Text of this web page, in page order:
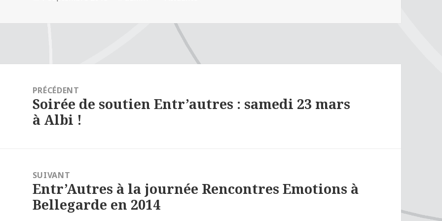
PRÉCÉDENT
Article
précédent :
Soirée de soutien Entr’autres : samedi 23 mars
à Albi !
SUIVANT
Article
suivant :
Entr’Autres à la journée Rencontres Emotions à
Bellegarde en 2014